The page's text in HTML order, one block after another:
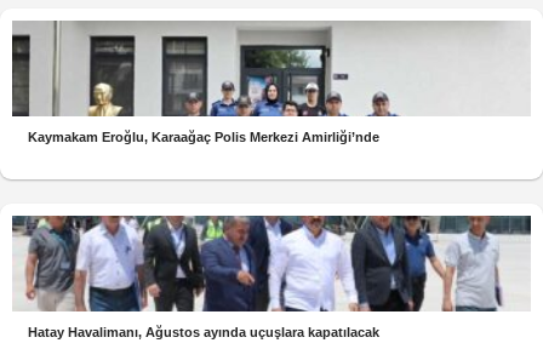
Kaymakam Eroğlu, Karaağaç Polis Merkezi Amirliği’nde
Hatay Havalimanı, Ağustos ayında uçuşlara kapatılacak